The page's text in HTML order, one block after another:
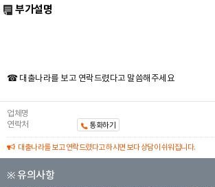
부가설명
☎ 대출나라를 보고 연락드렸다고 말씀해주세요
업체명
연락처
통화하기
대출나라를 보고 연락드렸다고 하시면 보다 상담이 쉬워집니다.
※ 유의사항